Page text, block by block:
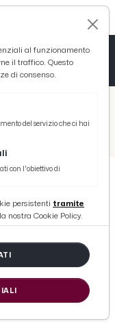
Inaugurazione Venerdì 30 Agosto
A.I.
30 Agosto
al funzionamento
il traffico. Questo
di consenso.
del servizio che ci hai
con l'obiettivo di
persistenti tramite
nostra Cookie Policy.